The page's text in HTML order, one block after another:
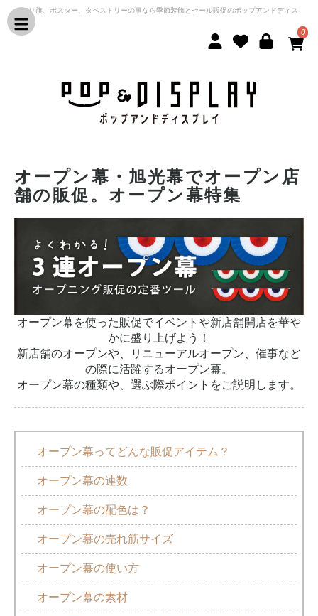
のぼり旗、ポスター、タペストリーの事なら季節装飾とセール販促のポップアンドディス
プレイ
0
オープン幕・旭光幕でオープン店
舗の販促。オープン幕特集
オープン幕を使った販促でイベントや新店舗開店を華や
かに盛り上げよう！
新店舗のオープンや、リニューアルオープン、催事など
の際に活躍するオープン幕。
オープン幕の種類や、選ぶ際ポイントをご説明します。
オープン幕ってどんな販促アイテム？
オープン幕の連数
オープン幕の配色は？
オープン幕の売れ筋サイズ
オープン幕の使い方
オープン幕の素材